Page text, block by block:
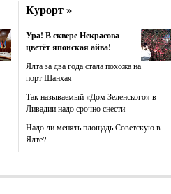
Курорт »
Ура! В сквере Некрасова
цветёт японская айва!
Ялта за два года стала похожа на
порт Шанхая
Так называемый «Дом Зеленского» в
Ливадии надо срочно снести
Надо ли менять площадь Советскую в
Ялте?